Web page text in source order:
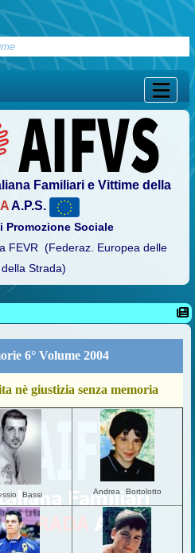
Familiari e Vittime della
A.P.S.
Promozione Sociale
FEVR (Federaz. Europea delle
Strada)
6° Volume 2004
nè giustizia senza memoria
Bassi Andrea Bortolotto